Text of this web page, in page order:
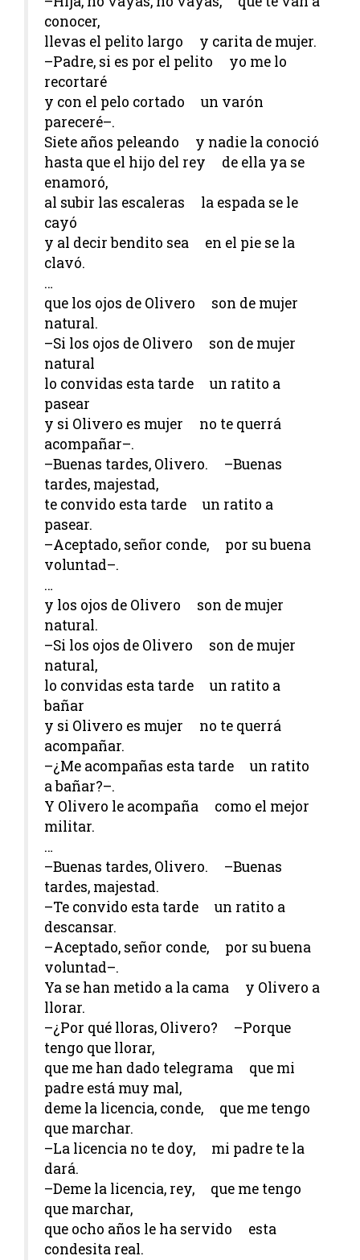
conocer,
llevas el pelito largo y carita de mujer.
–Padre, si es por el pelito yo me lo
recortaré
y con el pelo cortado un varón
pareceré–.
Siete años peleando y nadie la conoció
hasta que el hijo del rey de ella ya se
enamoró,
al subir las escaleras la espada se le
cayó
y al decir bendito sea en el pie se la
clavó.
…
que los ojos de Olivero son de mujer
natural.
–Si los ojos de Olivero son de mujer
natural
lo convidas esta tarde un ratito a
pasear
y si Olivero es mujer no te querrá
acompañar–.
–Buenas tardes, Olivero. –Buenas
tardes, majestad,
te convido esta tarde un ratito a
pasear.
–Aceptado, señor conde, por su buena
voluntad–.
…
y los ojos de Olivero son de mujer
natural.
–Si los ojos de Olivero son de mujer
natural,
lo convidas esta tarde un ratito a
bañar
y si Olivero es mujer no te querrá
acompañar.
–¿Me acompañas esta tarde un ratito
a bañar?–.
Y Olivero le acompaña como el mejor
militar.
…
–Buenas tardes, Olivero. –Buenas
tardes, majestad.
–Te convido esta tarde un ratito a
descansar.
–Aceptado, señor conde, por su buena
voluntad–.
Ya se han metido a la cama y Olivero a
llorar.
–¿Por qué lloras, Olivero? –Porque
tengo que llorar,
que me han dado telegrama que mi
padre está muy mal,
deme la licencia, conde, que me tengo
que marchar.
–La licencia no te doy, mi padre te la
dará.
–Deme la licencia, rey, que me tengo
que marchar,
que ocho años le ha servido esta
condesita real.